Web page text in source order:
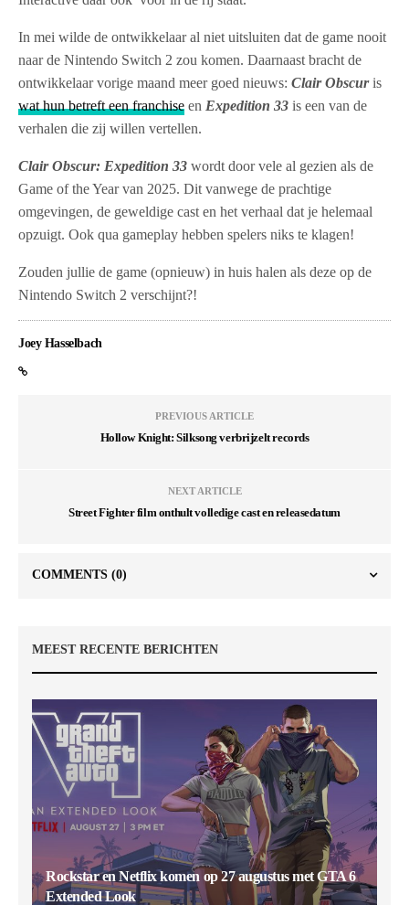
In mei wilde de ontwikkelaar al niet uitsluiten dat de game nooit
naar de Nintendo Switch 2 zou komen. Daarnaast bracht de
ontwikkelaar vorige maand meer goed nieuws:Clair Obscuris
wat hun betreft een franchise en Expedition 33 is een van de
verhalen die zij willen vertellen.
Clair Obscur: Expedition 33 wordt door vele al gezien als de
Game of the Year van 2025. Dit vanwege de prachtige
omgevingen, de geweldige cast en het verhaal dat je helemaal
opzuigt. Ook qua gameplay hebben spelers niks te klagen!
Zouden jullie de game (opnieuw) in huis halen als deze op de
Nintendo Switch 2 verschijnt?!
Joey Hasselbach
PREVIOUS ARTICLE
Hollow Knight: Silksong verbrijzelt records
NEXT ARTICLE
Street Fighter film onthult volledige cast en releasedatum
COMMENTS (0)
MEEST RECENTE BERICHTEN
Rockstar en Netflix komen op 27 augustus met GTA 6
Extended Look